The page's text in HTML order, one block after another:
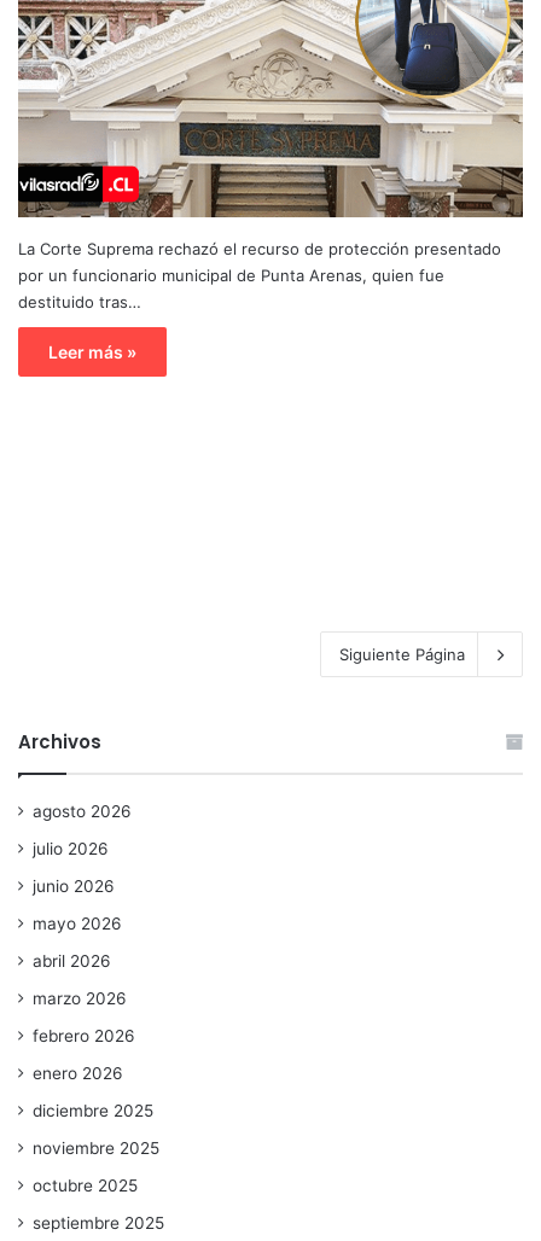
La Corte Suprema rechazó el recurso de protección presentado
por un funcionario municipal de Punta Arenas, quien fue
destituido tras…
Leer más »
Siguiente Página
Archivos
agosto 2026
julio 2026
junio 2026
mayo 2026
abril 2026
marzo 2026
febrero 2026
enero 2026
diciembre 2025
noviembre 2025
octubre 2025
septiembre 2025